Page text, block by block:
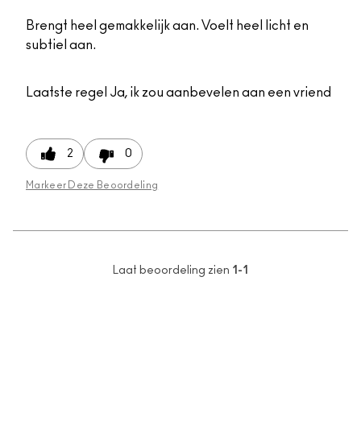
Brengt heel gemakkelijk aan. Voelt heel licht en
subtiel aan.
Laatste regel Ja, ik zou aanbevelen aan een vriend
2 0
Markeer Deze Beoordeling
Laat beoordeling zien 1-1